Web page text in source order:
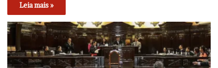
Leia mais »